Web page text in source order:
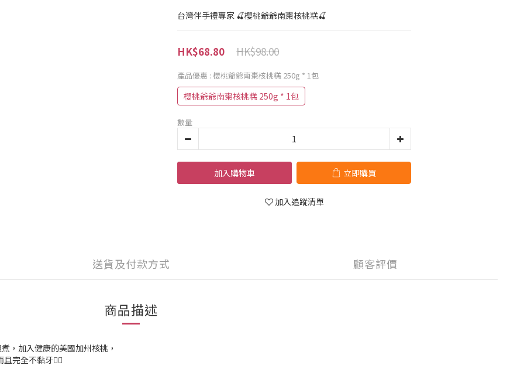
台灣伴手禮專家 🍒櫻桃爺爺南棗核桃糕🍒
HK$98.00
HK$68.80
產品優惠 : 櫻桃爺爺南棗核桃糕 250g * 1包
櫻桃爺爺南棗核桃糕 250g * 1包
數量
加入購物車 立即購買
加入追蹤清單
送貨及付款方式 顧客評價
商品描述
，加入健康的美國加州核桃，
完全不黏牙👍🏼